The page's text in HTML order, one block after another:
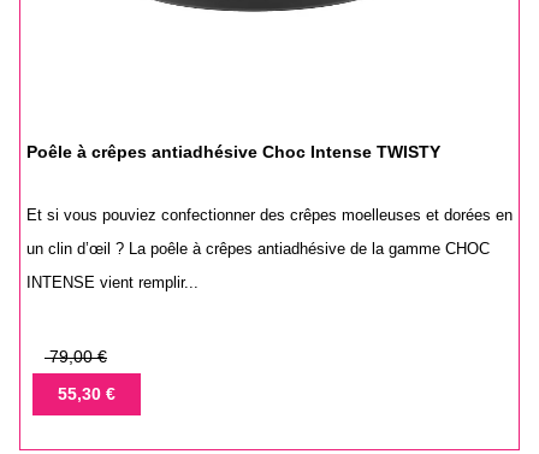
Poêle à crêpes antiadhésive Choc Intense TWISTY
Et si vous pouviez confectionner des crêpes moelleuses et dorées en
un clin d’œil ? La poêle à crêpes antiadhésive de la gamme CHOC
INTENSE vient remplir...
Prix
base
79,00 €
Prix55,30 €